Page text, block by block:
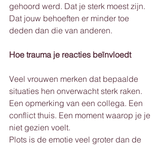
gehoord werd. Dat je sterk moest zijn.
Dat jouw behoeften er minder toe
deden dan die van anderen.
Hoe trauma je reacties beïnvloedt
Veel vrouwen merken dat bepaalde
situaties hen onverwacht sterk raken.
Een opmerking van een collega. Een
conflict thuis. Een moment waarop je je
niet gezien voelt.
Plots is de emotie veel groter dan de